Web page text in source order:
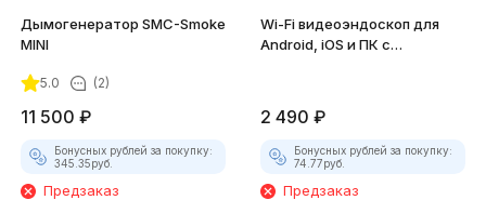
Дымогенератор SMC-Smoke
MINI
5.0 (2)
11 500 ₽
Бонусных рублей за покупку:
345.35руб.
Предзаказ
Wi-Fi видеоэндоскоп для
Android, iOS и ПК с
2 490 ₽
Бонусных рублей за покупку:
74.77руб.
Предзаказ